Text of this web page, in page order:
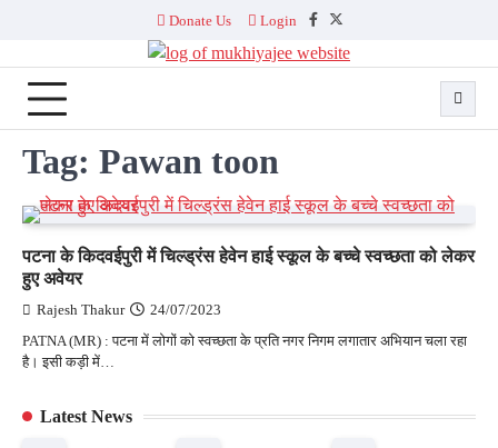
content
Donate Us Login
Facebook
Twitter
Tag: Pawan toon
पटना के किदवईपुरी में चिल्ड्रंस हेवेन हाई स्कूल के बच्चे स्वच्छता को लेकर
हुए अवेयर
Rajesh Thakur 24/07/2023
PATNA (MR) : पटना में लोगों को स्वच्छता के प्रति नगर निगम लगातार अभियान चला रहा
है। इसी कड़ी में…
Latest News